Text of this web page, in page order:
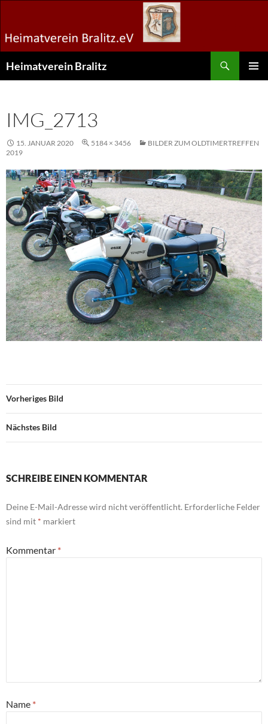
springen
Heimatverein Bralitz
IMG_2713
15. JANUAR 2020 5184 × 3456
BILDER ZUM OLDTIMERTREFFEN
2019
Vorheriges Bild
Nächstes Bild
SCHREIBE EINEN KOMMENTAR
Deine E-Mail-Adresse wird nicht veröffentlicht. Erforderliche Felder
sind mit * markiert
Kommentar *
Name *